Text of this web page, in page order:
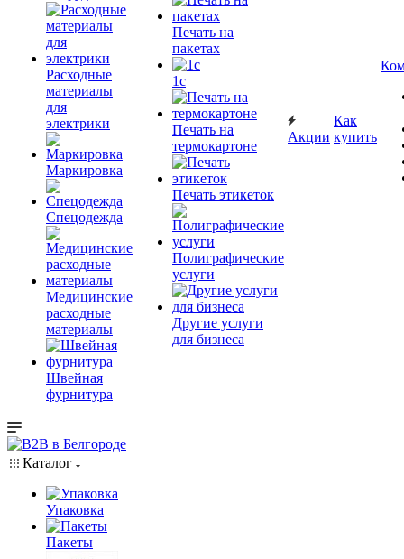
Расходные
материалы
для
электрики
Маркировка
Спецодежда
Медицинские
расходные
материалы
Швейная
фурнитура
Печать на
пакетах
1c
Печать на
термокартоне
Печать этикеток
Полиграфические
услуги
Другие услуги
для бизнеса
Акции
Как
купить
Каталог
Упаковка
Пакеты